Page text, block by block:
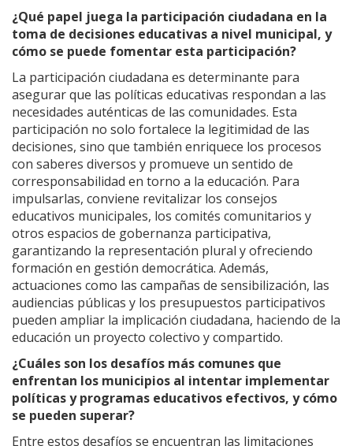
¿Qué papel juega la participación ciudadana en la
toma de decisiones educativas a nivel municipal, y
cómo se puede fomentar esta participación?
La participación ciudadana es determinante para
asegurar que las políticas educativas respondan a las
necesidades auténticas de las comunidades. Esta
participación no solo fortalece la legitimidad de las
decisiones, sino que también enriquece los procesos
con saberes diversos y promueve un sentido de
corresponsabilidad en torno a la educación. Para
impulsarlas, conviene revitalizar los consejos
educativos municipales, los comités comunitarios y
otros espacios de gobernanza participativa,
garantizando la representación plural y ofreciendo
formación en gestión democrática. Además,
actuaciones como las campañas de sensibilización, las
audiencias públicas y los presupuestos participativos
pueden ampliar la implicación ciudadana, haciendo de la
educación un proyecto colectivo y compartido.
¿Cuáles son los desafíos más comunes que
enfrentan los municipios al intentar implementar
políticas y programas educativos efectivos, y cómo
se pueden superar?
Entre estos desafíos se encuentran las limitaciones